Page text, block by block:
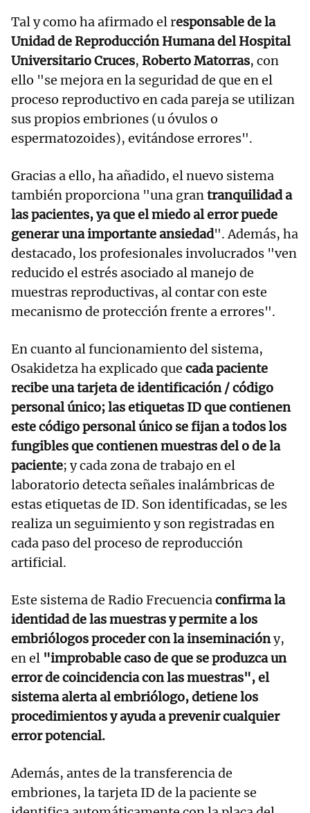
Tal y como ha afirmado el responsable de la
Unidad de Reproducción Humana del Hospital
Universitario Cruces, Roberto Matorras, con
ello "se mejora en la seguridad de que en el
proceso reproductivo en cada pareja se utilizan
sus propios embriones (u óvulos o
espermatozoides), evitándose errores".
Gracias a ello, ha añadido, el nuevo sistema
también proporciona "una grantranquilidad a
las pacientes, ya que el miedo al error puede
generar una importante ansiedad". Además, ha
destacado, los profesionales involucrados "ven
reducido el estrés asociado al manejo de
muestras reproductivas, al contar con este
mecanismo de protección frente a errores".
En cuanto al funcionamiento del sistema,
Osakidetza ha explicado que cada paciente
recibe una tarjeta de identificación / código
personal único; las etiquetas ID que contienen
este código personal único se fijan a todos los
fungibles que contienen muestras del o de la
paciente; y cada zona de trabajo en el
laboratorio detecta señales inalámbricas de
estas etiquetas de ID. Son identificadas, se les
realiza un seguimiento y son registradas en
cada paso del proceso de reproducción
artificial.
Este sistema de Radio Frecuenciaconfirma la
identidad de las muestras y permite a los
embriólogos proceder con la inseminacióny,
en el "improbable caso de que se produzca un
error de coincidencia con las muestras", el
sistema alerta al embriólogo, detiene los
procedimientos y ayuda a prevenir cualquier
error potencial.
Además, antes de la transferencia de
embriones, la tarjeta ID de la paciente se